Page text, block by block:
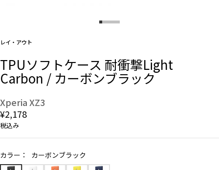
デザインから探す
事業内容
会社概要
よくある質問
レイ・アウト
TPUソフトケース 耐衝撃Light
Carbon / カーボンブラック
Xperia XZ3
¥2,178
税込み
カラー： カーボンブラック